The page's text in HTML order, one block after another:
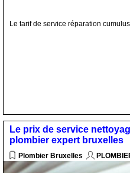
Le tarif de service réparation
Le prix de service
plombier expert bruxelles
Plombier Bruxelles